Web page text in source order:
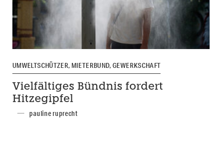
UMWELTSCHÜTZER, MIETERBUND, GEWERKSCHAFT
Vielfältiges Bündnis fordert
Hitzegipfel
pauline ruprecht